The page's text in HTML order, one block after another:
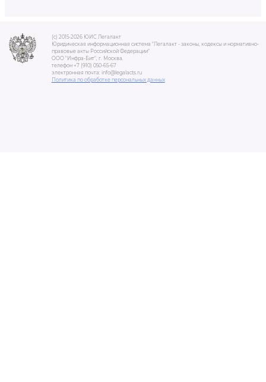
(c) 2015-2026 ЮИС Легалакт
Юридическая информационная система "Легалакт - законы, кодексы и нормативно-
правовые акты Российской Федерации"
ООО "Инфра-Бит", г. Москва.
телефон +7 (910) 050-65-67
электронная почта: info@legalacts.ru
Политика по обработке персональных данных